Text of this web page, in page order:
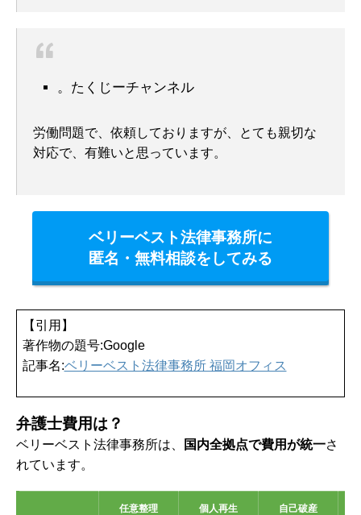
。たくじーチャンネル
労働問題で、依頼しておりますが、とても親切な
対応で、有難いと思っています。
ベリーベスト法律事務所に
匿名・無料相談をしてみる
【引用】
著作物の題号:Google
記事名:ベリーベスト法律事務所 福岡オフィス
弁護士費用は？
ベリーベスト法律事務所は、 国内全拠点で費用が統一さ
れています。
任意整理 個人再生 自己破産